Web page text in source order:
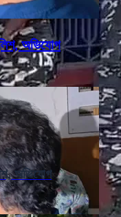
অভিযোগ
অভিযোগ